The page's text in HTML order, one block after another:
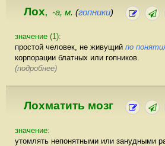
Лох, -а, м. (гопники)
значение (1):
простой человек, не живущий по
корпорации блатных или гопников.
(подробнее)
Лохматить мозг
значение:
утомлять непонятными или занудными